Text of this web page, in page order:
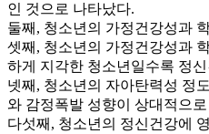
인 것으로 나타났다.
둘째, 청소년의 가정건강성과
셋째, 청소년의 가정건강성과
하게 지각한 청소년일수록 정
넷째, 청소년의 자아탄력성 정
와 감정폭발 성향이 상대적으
다섯째, 청소년의 정신건강에